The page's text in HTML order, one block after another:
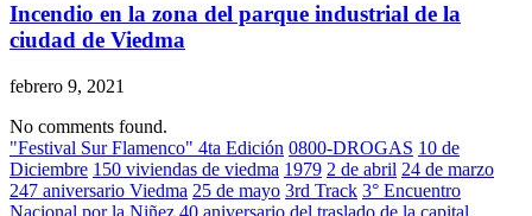
Incendio en la zona del parque industrial de la
ciudad de Viedma
febrero 9, 2021
No comments found.
"Festival Sur Flamenco" 4ta Edición 0800-DROGAS 10 de
Diciembre 150 viviendas de viedma 1979 2 de abril 24 de marzo
247 aniversario Viedma 25 de mayo 3rd Track 3° Encuentro
Nacional por la Niñez 40 aniversario del traslado de la capital